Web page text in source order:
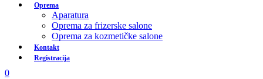
Oprema
Aparatura
Oprema za frizerske salone
Oprema za kozmetičke salone
Kontakt
Registracija
0